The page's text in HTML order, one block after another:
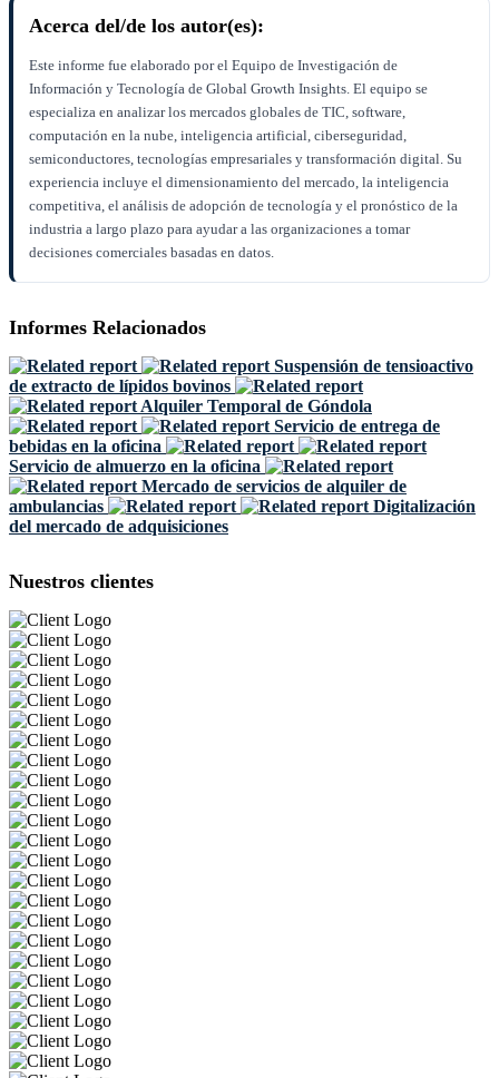
Acerca del/de los autor(es):
Este informe fue elaborado por el Equipo de Investigación de
Información y Tecnología de Global Growth Insights. El equipo se
especializa en analizar los mercados globales de TIC, software,
computación en la nube, inteligencia artificial, ciberseguridad,
semiconductores, tecnologías empresariales y transformación digital. Su
experiencia incluye el dimensionamiento del mercado, la inteligencia
competitiva, el análisis de adopción de tecnología y el pronóstico de la
industria a largo plazo para ayudar a las organizaciones a tomar
decisiones comerciales basadas en datos.
Informes Relacionados
Suspensión de tensioactivo
de extracto de lípidos bovinos
Alquiler Temporal de Góndola
Servicio de entrega de
bebidas en la oficina
Servicio de almuerzo en la oficina
Mercado de servicios de alquiler de
ambulancias
Digitalización
del mercado de adquisiciones
Nuestros clientes